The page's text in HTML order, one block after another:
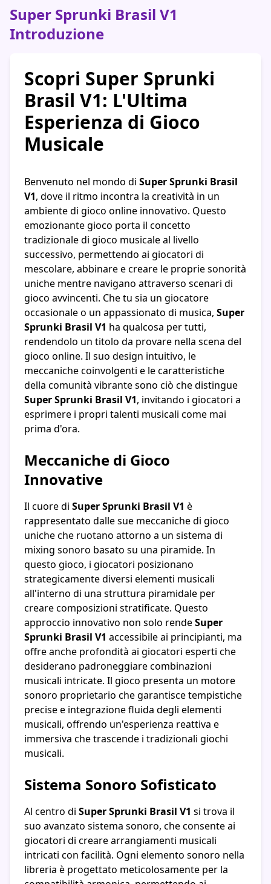
Super Sprunki Brasil V1
Introduzione
Scopri Super Sprunki
Brasil V1: L'Ultima
Esperienza di Gioco
Musicale
Benvenuto nel mondo di Super Sprunki Brasil
V1, dove il ritmo incontra la creatività in un
ambiente di gioco online innovativo. Questo
emozionante gioco porta il concetto
tradizionale di gioco musicale al livello
successivo, permettendo ai giocatori di
mescolare, abbinare e creare le proprie sonorità
uniche mentre navigano attraverso scenari di
gioco avvincenti. Che tu sia un giocatore
occasionale o un appassionato di musica, Super
Sprunki Brasil V1 ha qualcosa per tutti,
rendendolo un titolo da provare nella scena del
gioco online. Il suo design intuitivo, le
meccaniche coinvolgenti e le caratteristiche
della comunità vibrante sono ciò che distingue
Super Sprunki Brasil V1, invitando i giocatori a
esprimere i propri talenti musicali come mai
prima d'ora.
Meccaniche di Gioco
Innovative
Il cuore di Super Sprunki Brasil V1 è
rappresentato dalle sue meccaniche di gioco
uniche che ruotano attorno a un sistema di
mixing sonoro basato su una piramide. In
questo gioco, i giocatori posizionano
strategicamente diversi elementi musicali
all'interno di una struttura piramidale per
creare composizioni stratificate. Questo
approccio innovativo non solo rendeSuper
Sprunki Brasil V1 accessibile ai principianti, ma
offre anche profondità ai giocatori esperti che
desiderano padroneggiare combinazioni
musicali intricate. Il gioco presenta un motore
sonoro proprietario che garantisce tempistiche
precise e integrazione fluida degli elementi
musicali, offrendo un'esperienza reattiva e
immersiva che trascende i tradizionali giochi
musicali.
Sistema Sonoro Sofisticato
Al centro di Super Sprunki Brasil V1 si trova il
suo avanzato sistema sonoro, che consente ai
giocatori di creare arrangiamenti musicali
intricati con facilità. Ogni elemento sonoro nella
libreria è progettato meticolosamente per la